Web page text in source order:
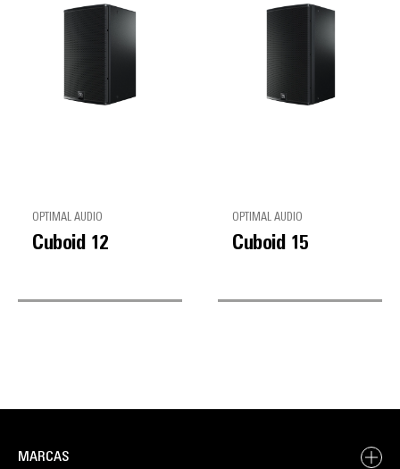
OPTIMAL AUDIO
Cuboid 12
OPTIMAL AUDIO
Cuboid 15
MARCAS